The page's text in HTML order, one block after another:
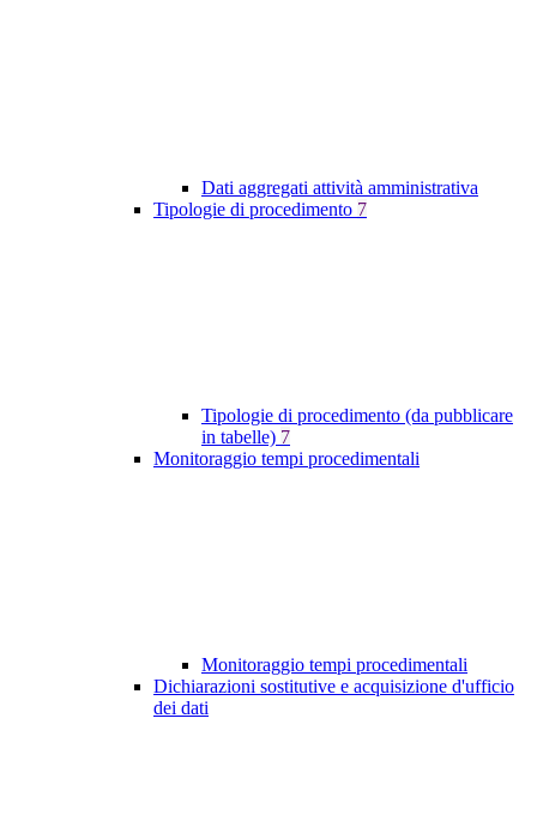
Dati aggregati attività amministrativa
Tipologie di procedimento 7
Tipologie di procedimento (da pubblicare
in tabelle) 7
Monitoraggio tempi procedimentali
Monitoraggio tempi procedimentali
Dichiarazioni sostitutive e acquisizione d'ufficio
dei dati